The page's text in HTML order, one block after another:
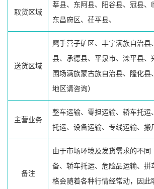
取货区域
莘县、东阿县、阳谷县、冠县、
东昌府区、茌平县、
送货区域
鹰手营子矿区、丰宁满族自治县
县、承德县、平泉市、滦平县、
围场满族蒙古族自治县、隆化县
地区请咨询）
主营业务
整车运输、零担运输、轿车托运
托运、设备运输、专线运输、搬
备注
由于市场环境及发货需求的不同
备、轿车托运、危险品运输、拼
格会随着各种行情经常动，因此